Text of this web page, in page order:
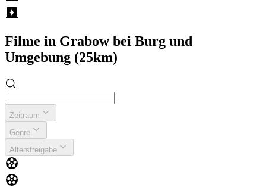
Filme in Grabow bei Burg und
Umgebung (25km)
Zeitraum
Genre
Altersfreigabe